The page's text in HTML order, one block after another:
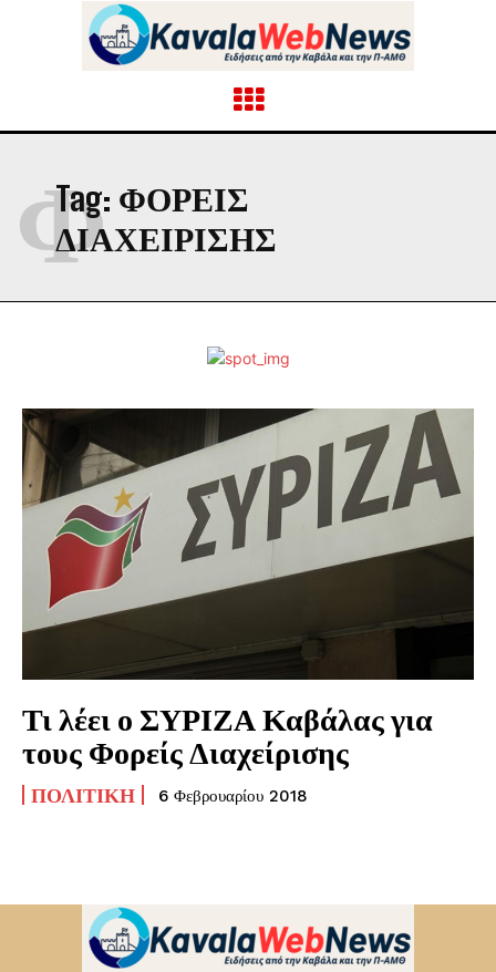
Tag: ΦΟΡΕΙΣ
ΔΙΑΧΕΙΡΙΣΗΣ
Φ
Τι λέει ο ΣΥΡΙΖΑ Καβάλας για
τους Φορείς Διαχείρισης
ΠΟΛΙΤΙΚΉ 6 Φεβρουαρίου 2018